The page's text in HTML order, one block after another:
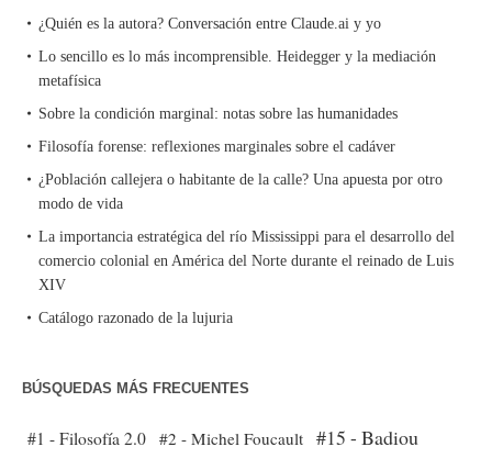
¿Quién es la autora? Conversación entre Claude.ai y yo
Lo sencillo es lo más incomprensible. Heidegger y la mediación
metafísica
Sobre la condición marginal: notas sobre las humanidades
Filosofía forense: reflexiones marginales sobre el cadáver
¿Población callejera o habitante de la calle? Una apuesta por otro
modo de vida
La importancia estratégica del río Mississippi para el desarrollo del
comercio colonial en América del Norte durante el reinado de Luis
XIV
Catálogo razonado de la lujuria
BÚSQUEDAS MÁS FRECUENTES
#1 - Filosofía 2.0 #2 - Michel Foucault #15 - Badiou